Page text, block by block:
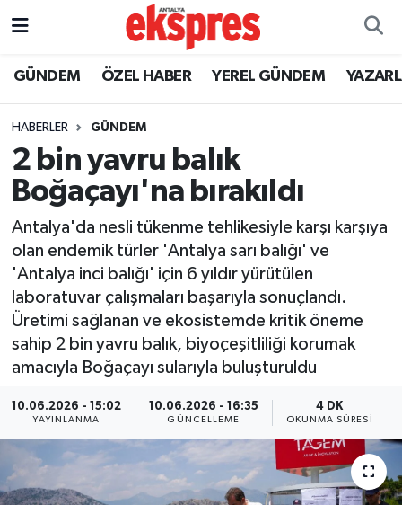
GÜNDEM ÖZEL HABER YEREL GÜNDEM
HABERLER GÜNDEM
2 bin yavru balık
Boğaçayı'na bırakıldı
Antalya'da nesli tükenme tehlikesiyle karşı karşıya
olan endemik türler 'Antalya sarı balığı' ve
'Antalya inci balığı' için 6 yıldır yürütülen
laboratuvar çalışmaları başarıyla sonuçlandı.
Üretimi sağlanan ve ekosistemde kritik öneme
sahip 2 bin yavru balık, biyoçeşitliliği korumak
amacıyla Boğaçayı sularıyla buluşturuldu
10.06.2026 - 15:02
YAYINLANMA
10.06.2026 - 16:35
GÜNCELLEME
4 DK
OKUNMA SÜRESI
ÖZEL HABER
YEREL GÜNDEM
EKONOMİ
KÜLTÜR - SANAT
SPOR
SİYASET
Nöbetçi Eczaneler
Trafik Durumu
Süper Lig Puan Durumu ve Fikstür
Tüm Manşetler
Son Dakika Haberleri
Haber Arşivi